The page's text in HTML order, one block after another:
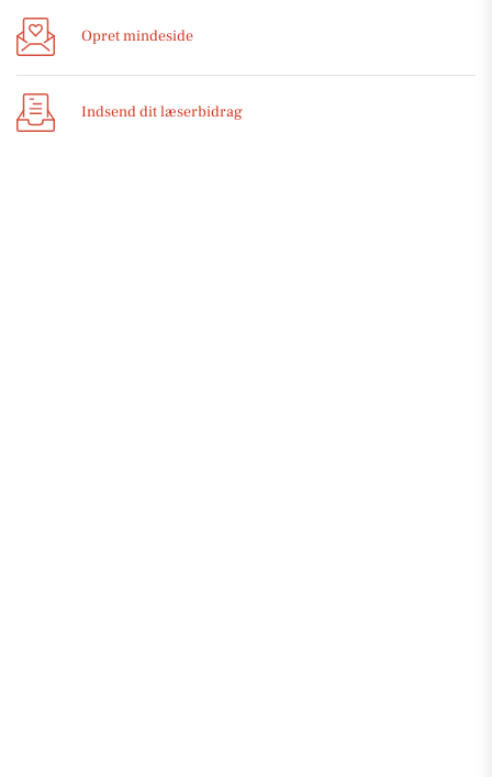
Opret mindeside
Indsend dit læserbidrag